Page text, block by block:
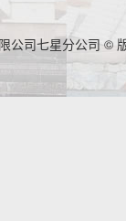
公司七星分公司 ©